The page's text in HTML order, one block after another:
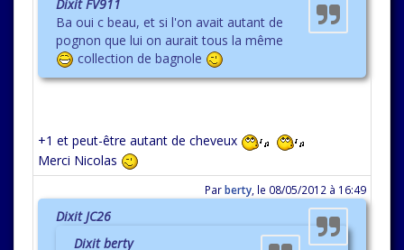
Dixit FV911
Ba oui c beau, et si l'on avait autant de
pognon que lui on aurait tous la même
collection de bagnole
+1 et peut-être autant de cheveux
Merci Nicolas
Parberty le 08/05/2012 à 16:49
Dixit JC26
Dixit berty